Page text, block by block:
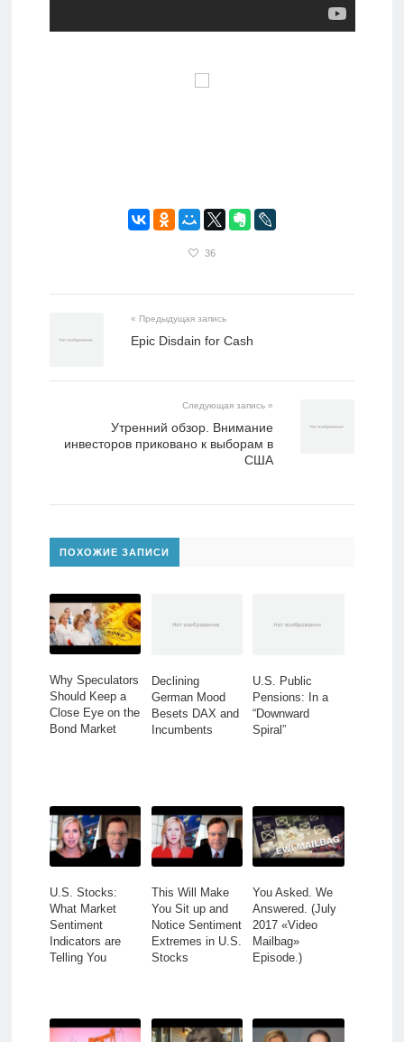
36
« Предыдущая запись
Epic Disdain for Cash
Следующая запись »
Утренний обзор. Внимание
инвесторов приковано к выборам в
США
ПОХОЖИЕ ЗАПИСИ
Why Speculators
Should Keep a
Close Eye on the
Bond Market
Declining
German Mood
Besets DAX and
Incumbents
U.S. Public
Pensions: In a
“Downward
Spiral”
U.S. Stocks:
What Market
Sentiment
Indicators are
Telling You
This Will Make
You Sit up and
Notice Sentiment
Extremes in U.S.
Stocks
You Asked. We
Answered. (July
2017 «Video
Mailbag»
Episode.)